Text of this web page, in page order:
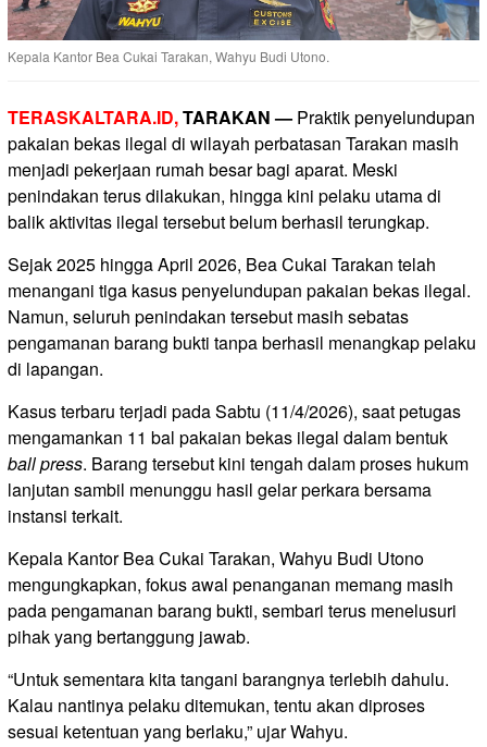
Kepala Kantor Bea Cukai Tarakan, Wahyu Budi Utono.
TERASKALTARA.ID,TARAKAN — Praktik penyelundupan
pakaian bekas ilegal di wilayah perbatasan Tarakan masih
menjadi pekerjaan rumah besar bagi aparat. Meski
penindakan terus dilakukan, hingga kini pelaku utama di
balik aktivitas ilegal tersebut belum berhasil terungkap.
Sejak 2025 hingga April 2026, Bea Cukai Tarakan telah
menangani tiga kasus penyelundupan pakaian bekas ilegal.
Namun, seluruh penindakan tersebut masih sebatas
pengamanan barang bukti tanpa berhasil menangkap pelaku
di lapangan.
Kasus terbaru terjadi pada Sabtu (11/4/2026), saat petugas
mengamankan 11 bal pakaian bekas ilegal dalam bentuk
ball press. Barang tersebut kini tengah dalam proses hukum
lanjutan sambil menunggu hasil gelar perkara bersama
instansi terkait.
Kepala Kantor Bea Cukai Tarakan, Wahyu Budi Utono
mengungkapkan, fokus awal penanganan memang masih
pada pengamanan barang bukti, sembari terus menelusuri
pihak yang bertanggung jawab.
“Untuk sementara kita tangani barangnya terlebih dahulu.
Kalau nantinya pelaku ditemukan, tentu akan diproses
sesuai ketentuan yang berlaku,” ujar Wahyu.